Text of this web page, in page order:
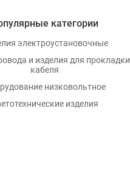
категории
электроустановочные
и изделия для прокладки
кабеля
низковольтное
изделия